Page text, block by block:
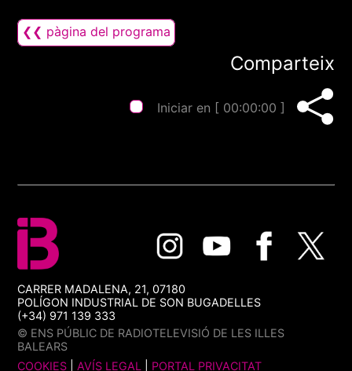
❮❮ pàgina del programa
Comparteix
Iniciar en [ 00:00:00 ]
CARRER MADALENA, 21, 07180
POLÍGON INDUSTRIAL DE SON BUGADELLES
(+34) 971 139 333
© ENS PÚBLIC DE RADIOTELEVISIÓ DE LES ILLES
BALEARS
COOKIES |AVÍS LEGAL PORTAL PRIVACITAT